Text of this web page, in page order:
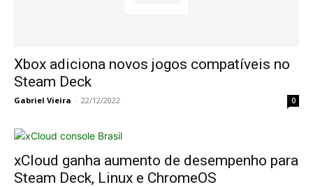
Xbox adiciona novos jogos compatíveis no
Steam Deck
Gabriel Vieira - 22/12/2022 0
xCloud ganha aumento de desempenho para
Steam Deck, Linux e ChromeOS